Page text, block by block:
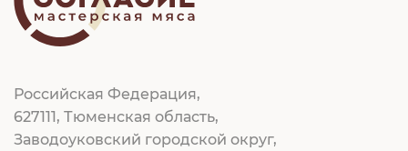
Российская Федерация,
627111, Тюменская область,
Заводоуковский городской округ,